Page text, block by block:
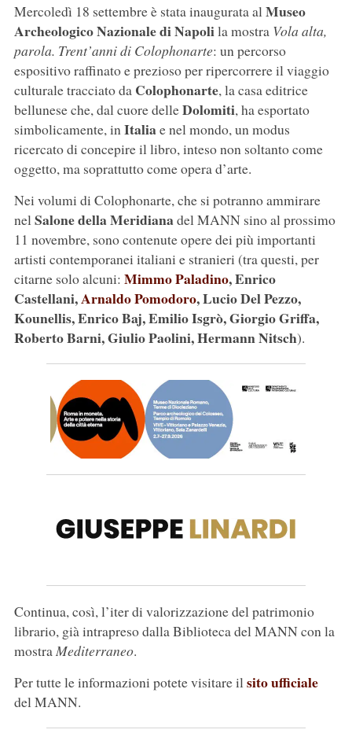
Mercoledì 18 settembre è stata inaugurata alMuseo
Archeologico Nazionale di Napolila mostra Vola alta,
parola. Trent’anni di Colophonarte: un percorso
espositivo raffinato e prezioso per ripercorrere il viaggio
culturale tracciato da Colophonarte, la casa editrice
bellunese che, dal cuore delleDolomiti, ha esportato
simbolicamente, inItaliae nel mondo, un modus
ricercato di concepire il libro, inteso non soltanto come
oggetto, ma soprattutto come opera d’arte.
Nei volumi di Colophonarte, che si potranno ammirare
nelSalone della Meridianadel MANN sino al prossimo
11 novembre, sono contenute opere dei più importanti
artisti contemporanei italiani e stranieri (tra questi, per
citarne solo alcuni: Mimmo Paladino, Enrico
Castellani,Arnaldo Pomodoro, Lucio Del Pezzo,
Kounellis, Enrico Baj, Emilio Isgrò, Giorgio Griffa,
Roberto Barni, Giulio Paolini, Hermann Nitsch).
Continua, così, l’iter di valorizzazione del patrimonio
librario, già intrapreso dalla Biblioteca del MANN con la
mostraMediterraneo.
Per tutte le informazioni potete visitare ilsito ufficiale
del MANN.